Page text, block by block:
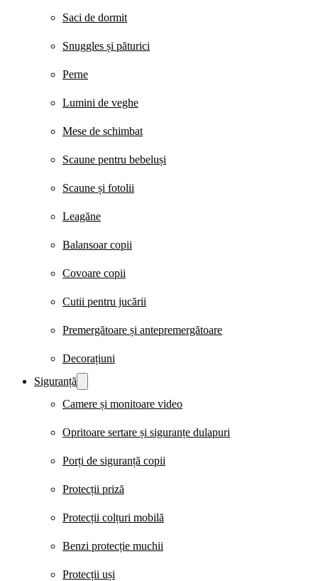
Saci de dormit
Snuggles și păturici
Perne
Lumini de veghe
Mese de schimbat
Scaune pentru bebeluși
Scaune și fotolii
Leagăne
Balansoar copii
Covoare copii
Cutii pentru jucării
Premergătoare și antepremergătoare
Decorațiuni
Siguranță
Camere și monitoare video
Opritoare sertare și siguranțe dulapuri
Porți de siguranță copii
Protecții priză
Protecții colțuri mobilă
Benzi protecție muchii
Protecții uși